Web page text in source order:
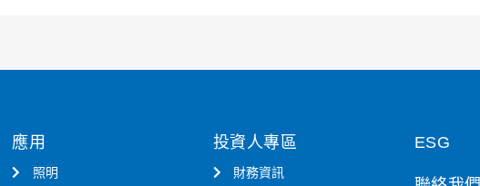
應用
照明
投資人專區
財務資訊
ESG